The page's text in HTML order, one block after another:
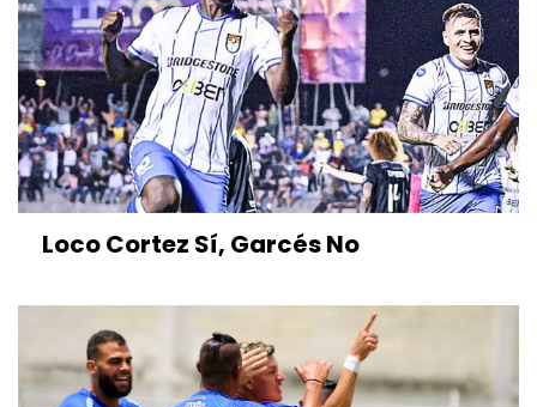
Loco Cortez Sí, Garcés No